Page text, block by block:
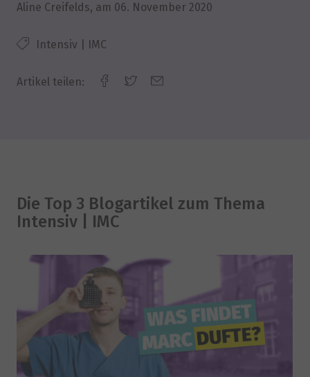
Aline Creifelds, am 06. November 2020
Intensiv | IMC
Artikel teilen:
Die Top 3 Blogartikel zum Thema
Intensiv | IMC